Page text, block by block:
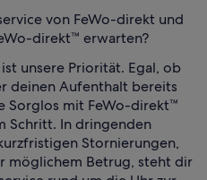
von FeWo-direkt und
direkt™ erwarten?
unsere Priorität. Egal, ob
deinen Aufenthalt bereits
Sorglos mit FeWo-direkt™
Schritt. In dringenden
Stornierungen,
möglichem Betrug, steht dir